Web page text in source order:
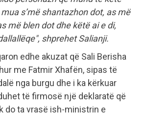
s’më shantazhon dot, as më
më blen dot dhe këtë ai e di,
shprehet Salianji.
edhe akuzat që Sali Berisha
me Fatmir Xhafën, sipas të
nga burgu dhe i ka kërkuar
të firmosë një deklaratë që
do ta vrasë ish-ministrin e